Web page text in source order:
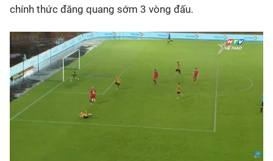
chính thức đăng quang sớm 3 vòng đấu.